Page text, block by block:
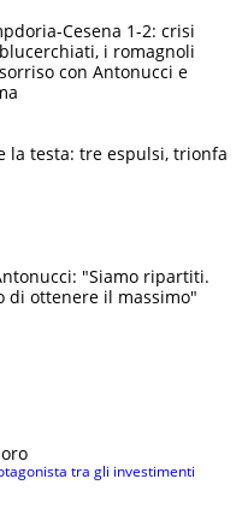
Cesena 1-2: crisi
i romagnoli
con Antonucci e
la testa: tre espulsi, trionfa
"Siamo ripartiti.
di ottenere il massimo"
tra gli investimenti